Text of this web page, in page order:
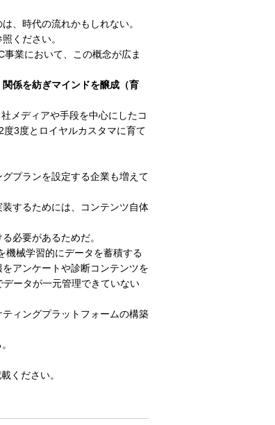
、時代の流れかもしれない。
ください。
業において、この概念が広ま
関係を紡ぎマインドを醸成（育
メディアや手段を中心にしたコ
3度とロイヤルカスタマに育て
プランを設定する企業も増えて
するためには、コンテンツ自体
必要があるためだ。
機械学習的にデータを蓄積する
アンケートや診断コンテンツを
ータが一元管理できていない
ィングプラットフォームの構築
ください。